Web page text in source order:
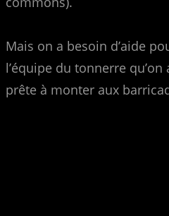
Mais on a besoin d’aide
l’équipe du tonnerre
prête à monter aux